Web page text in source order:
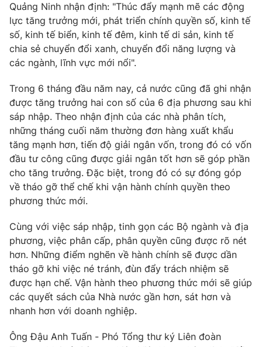
VTV9 VTV8
Liên hệ tòa soạn English
THỜI BÁO VTV
Theo dõi báo trên
Cơ quan chủ quản:Đài Truyền hình Việt Nam
Cơ quan báo chí:
Thời báo VTV
Giấy phép hoạt động báo in và báo điện tử số 483/GP-BTTTT
cấp ngày 29/12/2023
Tổng Biên tập:Vũ Thanh Thủy
Phó Tổng Biên tập:Nguyễn Thị Mỹ Hạnh, Phạm Quốc Thắng,
Nguyễn Trọng Ninh
Tổng đài VTV:024.38 355 931 - 024.38 355 932
Email:toasoan@vtv.vn
Quảng Ninh nhận định: "Thúc đẩy mạnh mẽ các động
lực tăng trưởng mới, phát triển chính quyền số, kinh tế
số, kinh tế biển, kinh tế đêm, kinh tế di sản, kinh tế
chia sẻ chuyển đổi xanh, chuyển đổi năng lượng và
các ngành, lĩnh vực mới nổi".
Trong 6 tháng đầu năm nay, cả nước cũng đã ghi nhận
được tăng trưởng hai con số của 6 địa phương sau khi
sáp nhập. Theo nhận định của các nhà phân tích,
những tháng cuối năm thường đơn hàng xuất khẩu
tăng mạnh hơn, tiến độ giải ngân vốn, trong đó có vốn
đầu tư công cũng được giải ngân tốt hơn sẽ góp phần
cho tăng trưởng. Đặc biệt, trong đó có sự đóng góp
về tháo gỡ thể chế khi vận hành chính quyền theo
phương thức mới.
Cùng với việc sáp nhập, tinh gọn các Bộ ngành và địa
phương, việc phân cấp, phân quyền cũng được rõ nét
hơn. Những điểm nghẽn về hành chính sẽ được dần
tháo gỡ khi việc né tránh, đùn đẩy trách nhiệm sẽ
được hạn chế. Vận hành theo phương thức mới sẽ giúp
các quyết sách của Nhà nước gần hơn, sát hơn và
nhanh hơn với doanh nghiệp.
Ông Đậu Anh Tuấn - Phó Tổng thư ký Liên đoàn